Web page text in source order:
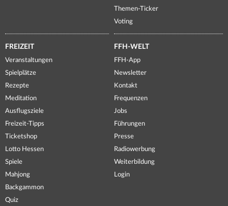
Themen-Ticker
Voting
FREIZEIT
Veranstaltungen
Spielplätze
Rezepte
Meditation
Ausflugsziele
Freizeit-Tipps
Ticketshop
Lotto Hessen
Spiele
Mahjong
Backgammon
Quiz
FFH-WELT
FFH-App
Newsletter
Kontakt
Frequenzen
Jobs
Führungen
Presse
Radiowerbung
Weiterbildung
Login